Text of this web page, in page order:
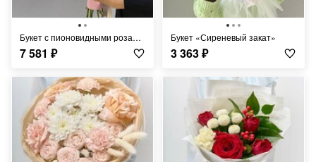
Букет с пионовидными розами и эвкалиптом
7 581 ₽
Букет «Сиреневый закат»
3 363₽